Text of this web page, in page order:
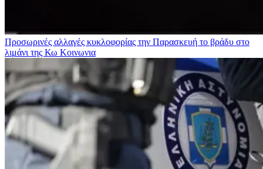
Προσωρινές αλλαγές κυκλοφορίας την Παρασκευή το βράδυ στο
λιμάνι της Κω Κοινωνια